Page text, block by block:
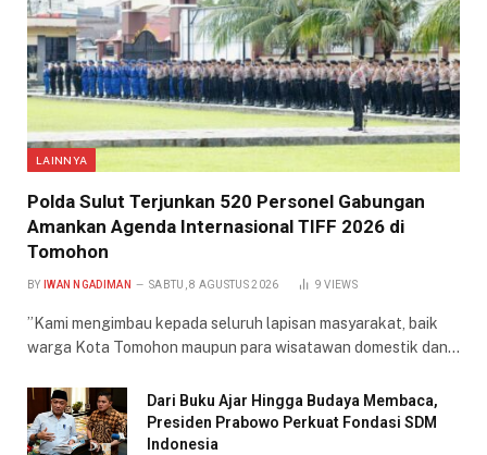
LAINNYA
​Polda Sulut Terjunkan 520 Personel Gabungan
Amankan Agenda Internasional TIFF 2026 di
Tomohon
BY IWAN NGADIMAN SABTU, 8 AGUSTUS 2026 9VIEWS
​”Kami mengimbau kepada seluruh lapisan masyarakat, baik
warga Kota Tomohon maupun para wisatawan domestik dan…
Dari Buku Ajar Hingga Budaya Membaca,
Presiden Prabowo Perkuat Fondasi SDM
Indonesia